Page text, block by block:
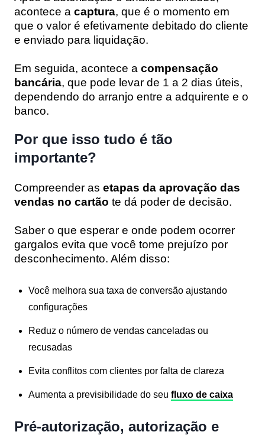
acontece a captura, que é o momento em
que o valor é efetivamente debitado do cliente
e enviado para liquidação.
Em seguida, acontece a compensação
bancária, que pode levar de 1 a 2 dias úteis,
dependendo do arranjo entre a adquirente e o
banco.
Por que isso tudo é tão
importante?
Compreender as etapas da aprovação das
vendas no cartão te dá poder de decisão.
Saber o que esperar e onde podem ocorrer
gargalos evita que você tome prejuízo por
desconhecimento. Além disso:
Você melhora sua taxa de conversão ajustando
configurações
Reduz o número de vendas canceladas ou
recusadas
Evita conflitos com clientes por falta de clareza
Aumenta a previsibilidade do seu fluxo de caixa
Pré-autorização, autorização e